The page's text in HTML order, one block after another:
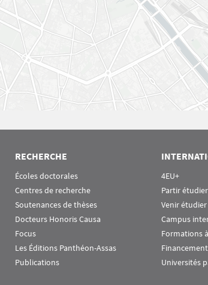
RECHERCHE
Écoles doctorales
Centres de recherche
Soutenances de thèses
Docteurs Honoris Causa
Focus
Les Éditions Panthéon-Assas
Publications
4EU+
Partir
Venir
Campus
Formations
Universités